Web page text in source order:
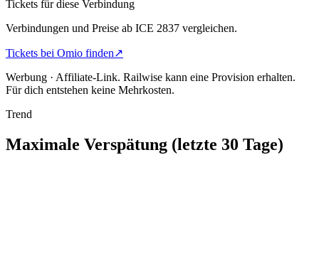
Tickets für diese Verbindung
Verbindungen und Preise ab ICE 2837 vergleichen.
Tickets bei Omio finden↗
Werbung · Affiliate-Link. Railwise kann eine Provision erhalten.
Für dich entstehen keine Mehrkosten.
Trend
Maximale Verspätung (letzte 30 Tage)